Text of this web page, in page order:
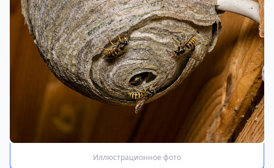
Иллюстрационное фото